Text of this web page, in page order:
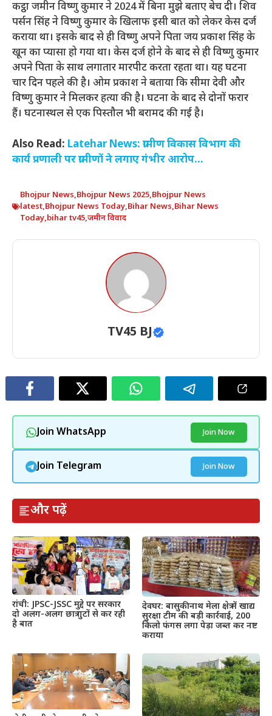
कट्ठा जमीन विष्णु कुमार ने 2024 में बिना मुझे बताए बेच दी। शिव
पर्सन सिंह ने विष्णु कुमार के खिलाफ इसी बात को लेकर केस दर्ज
कराया था। इसके बाद से ही विष्णु अपने पिता जय प्रकाश सिंह के
खून का प्यासा हो गया था। केस दर्ज होने के बाद से ही विष्णु कुमार
अपने पिता के साथ लगातार मारपीट करता रहता था। यह घटना
चार दिन पहले की है। ओम प्रकाश ने बताया कि सीमा देवी और
विष्णु कुमार ने मिलकर हत्या की है। घटना के बाद से दोनों फरार
हैं। घटनास्थल से एक पिस्तौल भी बरामद की गई है।
Also Read: Latehar News: ग्रामीण विकास विभाग की
कार्य प्रणाली पर ग्रामीणों ने लगाए गंभीर आरोप…
Bhojpur News,Bhojpur News 2025,Bhojpur News
latest,Bhojpur News Today,Bihar News,Bihar News
Today,bihar tv45,जमीन विवाद
TV45 BJ
Join WhatsApp Join Now
Join Telegram Join Now
और पढ़ें
रांची: JPSC-JSSC मुद्दे पर सरकार
दो अलग-अलग छात्र गुटों से कर रही
है बात
देवघर: बासुकीनाथ मेला क्षेत्र में खाद्य
सुरक्षा टीम की बड़ी कार्रवाई, 200
किलो फंगस लगा पेड़ा जब्त कर नष्ट
कराया